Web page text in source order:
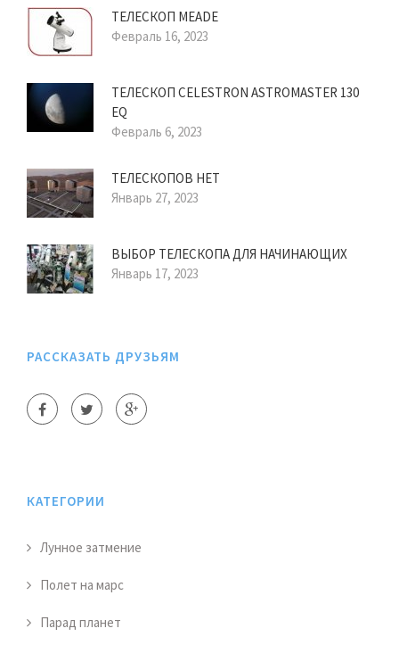
ТЕЛЕСКОП MEADE
Февраль 16, 2023
ТЕЛЕСКОП CELESTRON ASTROMASTER 130
EQ
Февраль 6, 2023
ТЕЛЕСКОПОВ НЕТ
Январь 27, 2023
ВЫБОР ТЕЛЕСКОПА ДЛЯ НАЧИНАЮЩИХ
Январь 17, 2023
РАССКАЗАТЬ ДРУЗЬЯМ
КАТЕГОРИИ
Лунное затмение
Полет на марс
Парад планет